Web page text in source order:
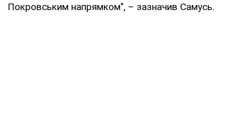
Покровським напрямком", – зазначив Самусь.